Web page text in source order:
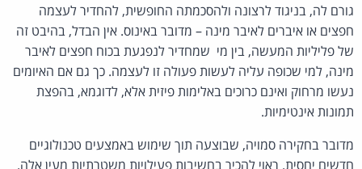
גורם לה, בניגוד לרצונה ולהסכמתה החופשית, להחדיר לעצמה
חפצים או איברים לאיבר מינה – מדובר באינוס. אין הבדל, בהיבט זה
של פליליות המעשה, בין מי שמחדיר לנפגעת בכוח חפצים לאיבר
מינה, למי שכופה עליה לעשות פעולה זו לעצמה. כך גם אם האיומים
נעשו מרחוק ואינם כרוכים באלימות פיזית אלא, לדוגמא, בהפצת
תמונות אינטימיות.
מדובר בחקירה סמויה, שבוצעה תוך שימוש באמצעים טכנולוגיים
חדשים יחסית. ראוי להכיר בחשיבות פעילויות משטרתיות מעין אלה.